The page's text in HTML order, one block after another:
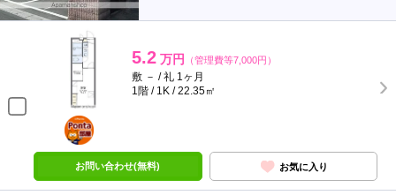
5.2 万円 （管理費等7,000円）
敷 － / 礼 1ヶ月
1階 / 1K / 22.35㎡
ポンタ
部屋
お問い合わせ(無料) お気に入り